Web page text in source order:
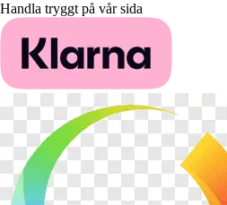
Handla tryggt på vår sida